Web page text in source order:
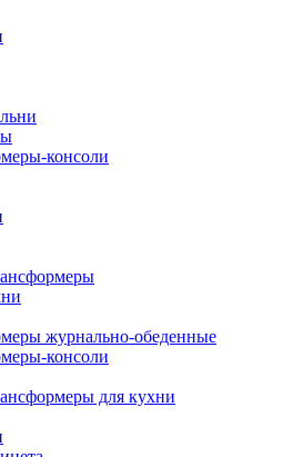
консоли
журнально-обеденные
консоли
для кухни